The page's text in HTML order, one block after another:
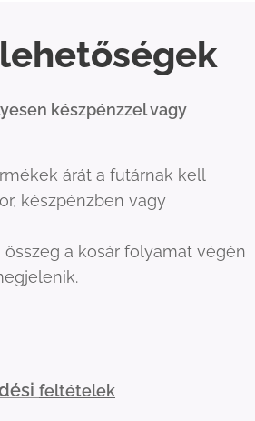
lehetőségek
készpénzzel vagy
árát a futárnak kell
készpénzben vagy
a kosár folyamat végén
feltételek